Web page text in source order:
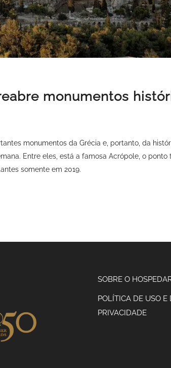
monumentos
monumentos da Grécia e, portanto, da
Entre eles, está a famosa Acrópole, o ponto
somente em 2019.
SOBRE O
POLÍTICA DE USO E
PRIVACIDADE